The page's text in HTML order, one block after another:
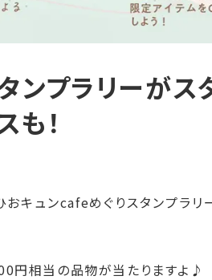
ンプラリーがス
も！
キュンcafeめぐりスタンプラリ
円相当の品物が当たりますよ♪